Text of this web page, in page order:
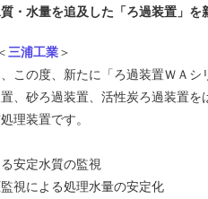
質・水量を追及した「ろ過装置」を
三浦工業＞
この度、新たに「ろ過装置ＷＡシ
、砂ろ過装置、活性炭ろ過装置
理装置です。
安定水質の監視
視による処理水量の安定化